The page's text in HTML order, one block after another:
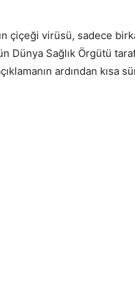
çiçeği virüsü, sadece
Sağlık Örgütü
ardından kısa